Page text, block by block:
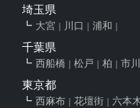
埼玉県
大宮 川口 浦和
千葉県
西船橋 松戸 柏 市川
東京都
西麻布 花壇街 六本